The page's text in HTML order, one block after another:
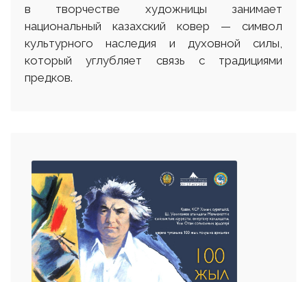
в творчестве художницы занимает
национальный казахский ковер — символ
культурного наследия и духовной силы,
который углубляет связь с традициями
предков.